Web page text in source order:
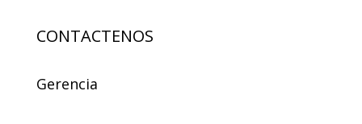
CONTACTENOS
Gerencia